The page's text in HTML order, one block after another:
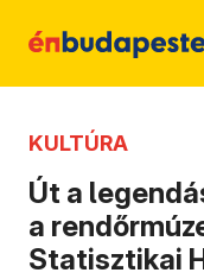
KULTÚRA
Út a
a
Statisztikai